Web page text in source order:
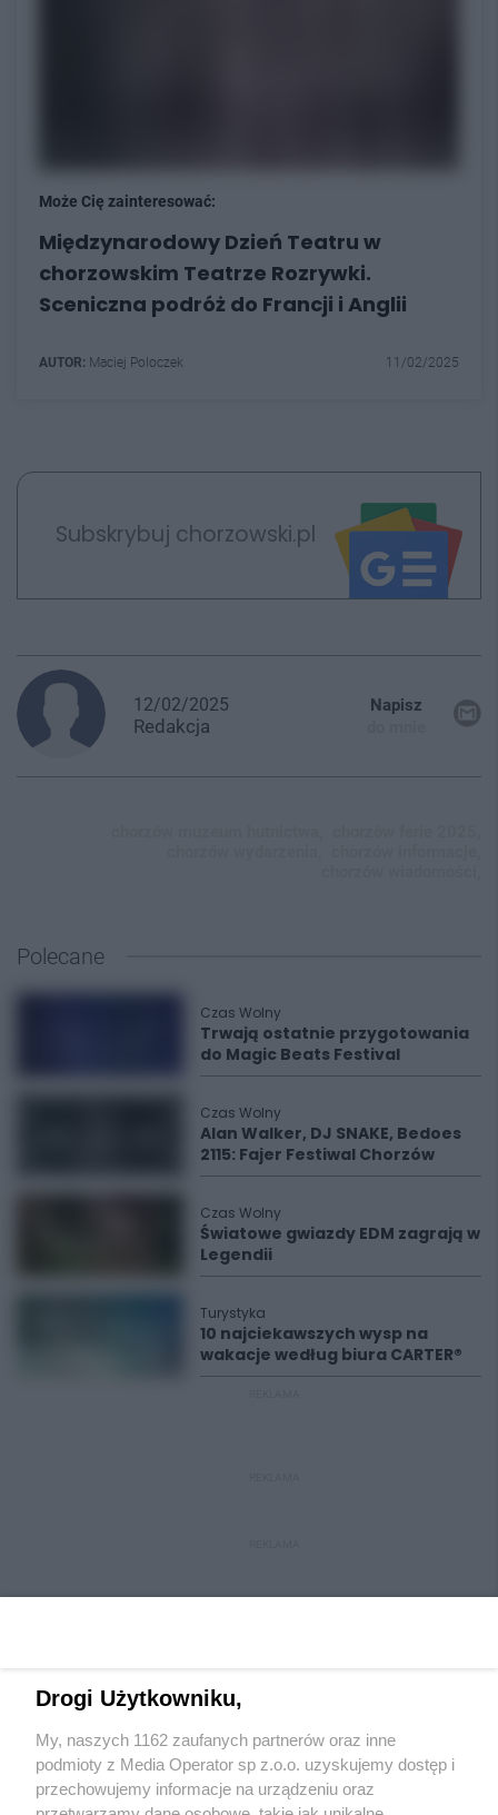
Może Cię zainteresować:
Międzynarodowy Dzień Teatru w
chorzowskim Teatrze Rozrywki.
Sceniczna podróż do Francji i Anglii
AUTOR: Maciej Poloczek 11/02/2025
Subskrybuj chorzowski.pl
12/02/2025
Redakcja
Napisz
Polecane
Czas Wolny
Trwają ostatnie przygotowania
do Magic Beats Festival
Czas Wolny
Alan Walker, DJ SNAKE, Bedoes
2115: Fajer Festiwal Chorzów
Czas Wolny
Światowe gwiazdy EDM zagrają w
Legendii
Turystyka
10 najciekawszych wysp na
wakacje według biura CARTER®
Wydawca mediówlokalnych
Drogi Użytkowniku,
My, naszych 1162 zaufanych partnerów oraz inne
podmioty z Media Operator sp z.o.o. uzyskujemy dostęp i
przechowujemy informacje na urządzeniu oraz